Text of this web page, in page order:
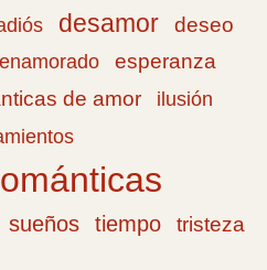
desamor deseo
enamorado esperanza
de amor
ilusión
sueños tiempo
tristeza